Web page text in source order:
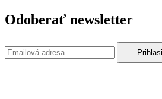
Odoberať newsletter